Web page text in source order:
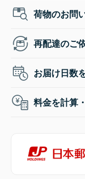
荷物のお問
再配達のご
お届け日数
料金を計算